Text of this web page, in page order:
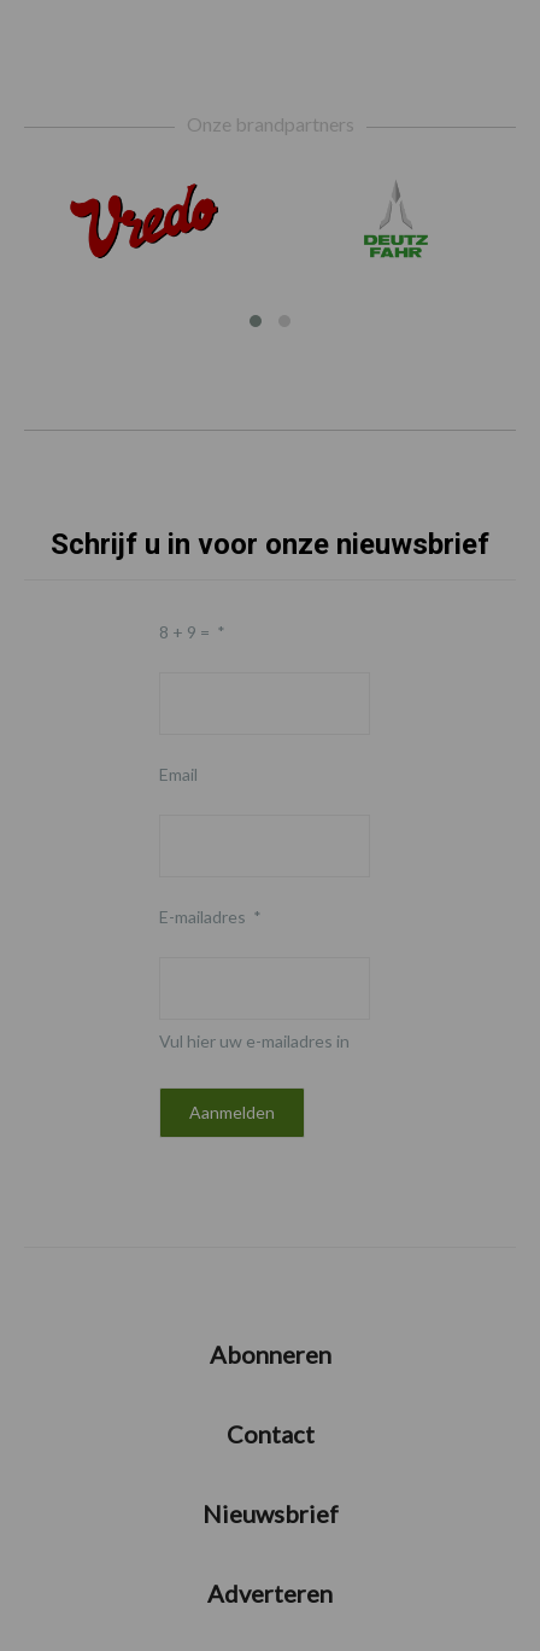
Onze brandpartners
Schrijf u in voor onze nieuwsbrief
8 + 9 = *
Email
E-mailadres *
Vul hier uw e-mailadres in
Abonneren
Contact
Nieuwsbrief
Adverteren